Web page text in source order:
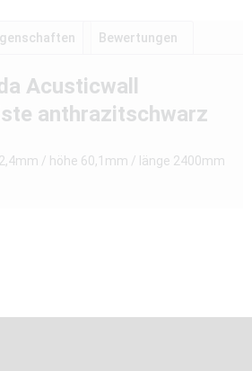
Bewertungen
Acusticwall
anthrazitschwarz
/ höhe 60,1mm / länge 2400mm